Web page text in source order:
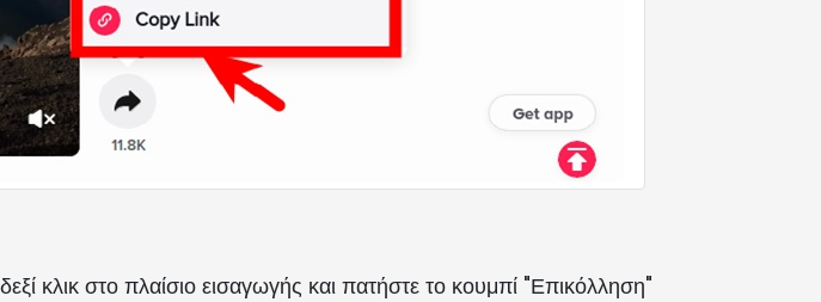
κλικ στο πλαίσιο εισαγωγής και πατήστε το κουμπί "Επικόλληση"